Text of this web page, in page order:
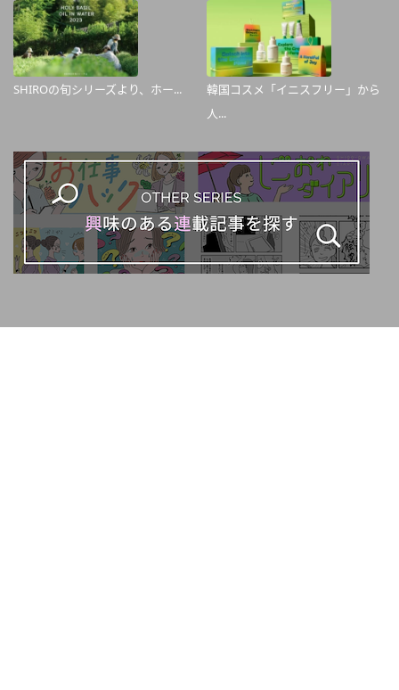
SHIROの旬シリーズより、ホー...
韓国コスメ「イニスフリー」から
人...